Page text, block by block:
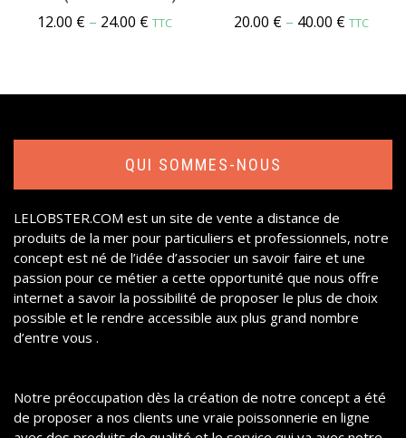
12.00 €– 24.00 € TTC 20.00 € – 40.00 € TTC
QUI SOMMES-NOUS
LELOBSTER.COM est un site de vente a distance de
produits de la mer pour particuliers et professionnels, notre
concept est né de l’idée d’associer un savoir faire et une
passion pour ce métier a cette opportunité que nous offre
internet a savoir la possibilité de proposer le plus de choix
possible et le rendre accessible aux plus grand nombre
d’entre vous .
Notre préoccupation dès la création de notre concept a été
de proposer a nos clients une vraie poissonnerie en ligne